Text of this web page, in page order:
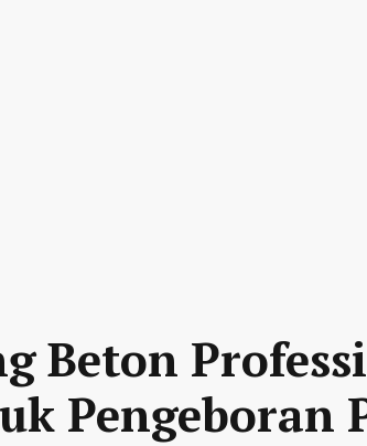
Beton
Pengeboran